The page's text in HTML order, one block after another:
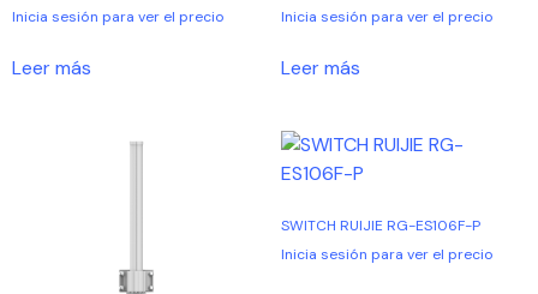
Inicia sesión para ver el precio
Leer más
Inicia sesión para ver el precio
Leer más
SWITCH RUIJIE RG-ES106F-P
Inicia sesión para ver el precio